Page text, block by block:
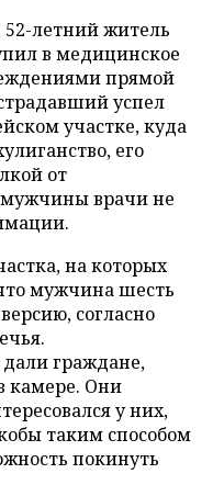
52-летний житель
в медицинское
прямой
успел
участке, куда
его
от
врачи не
на которых
мужчина шесть
согласно
граждане,
камере. Они
у них,
таким способом
покинуть